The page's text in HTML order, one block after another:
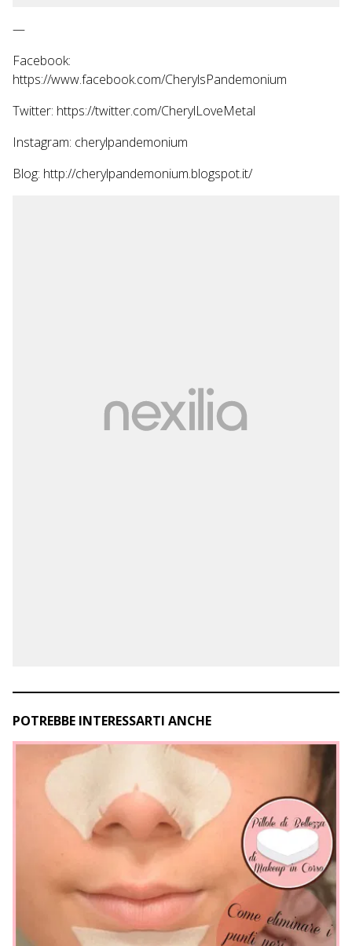
—
Facebook:
https://www.facebook.com/CherylsPandemonium
Twitter: https://twitter.com/CherylLoveMetal
Instagram: cherylpandemonium
Blog: http://cherylpandemonium.blogspot.it/
POTREBBE INTERESSARTI ANCHE